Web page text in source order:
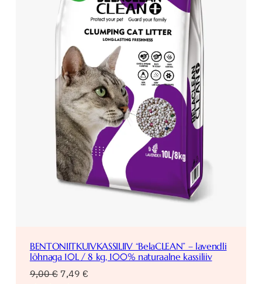
BENTONIITKUIVKASSILIIV “BelaCLEAN” – lavendli
lõhnaga 10L / 8 kg, 100% naturaalne kassiliiv
9,00€ Algne
7,49 €Praegune